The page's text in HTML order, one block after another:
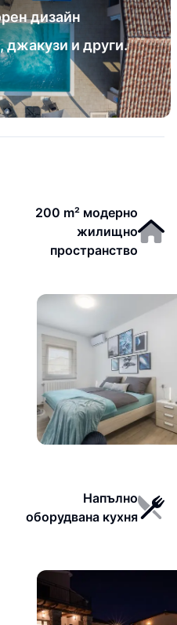
дизайн
и други.
200 m² модерно
жилищно
пространство
Напълно
оборудвана кухня